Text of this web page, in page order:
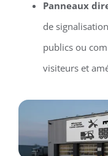
Panneaux
de
publics ou
visiteurs et